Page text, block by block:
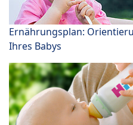
Ernährungsplan:
Ihres Babys